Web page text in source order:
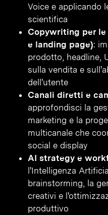
Voice e applicando
scientifica
Copywriting per le
e landing page):
prodotto, headline,
sulla vendita e
dell'utente
Canali diretti e
approfondisci la
marketing e la
multicanale che
social e display
AI strategy e
l'Intelligenza
brainstorming, la
creativi e
produttivo